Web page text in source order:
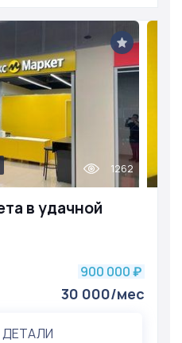
в удачной
1262
900 000 ₽
30 000/мес
ДЕТАЛИ